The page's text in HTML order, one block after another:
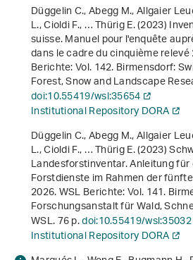
Düggelin C., Abegg M., Allgaier
L., Cioldi F., … Thürig E. (2023)
suisse. Manuel pour l'enquête
dans le cadre du cinquième
Berichte: Vol. 142. Birmensdorf:
Forest, Snow and Landscape
doi:10.55419/wsl:35654
Institutional Repository DORA
Düggelin C., Abegg M., Allgaier
L., Cioldi F., … Thürig E. (2023)
Landesforstinventar. Anleitung
Forstdienste im Rahmen der
2026. WSL Berichte: Vol. 141.
Forschungsanstalt für Wald,
WSL. 76 p.doi:10.55419/wsl:35032
Institutional Repository DORA